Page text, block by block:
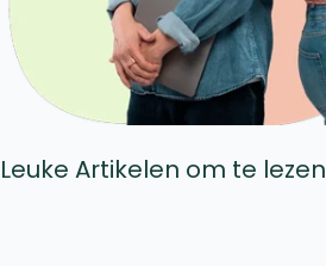
Leuke Artikelen om te lezen